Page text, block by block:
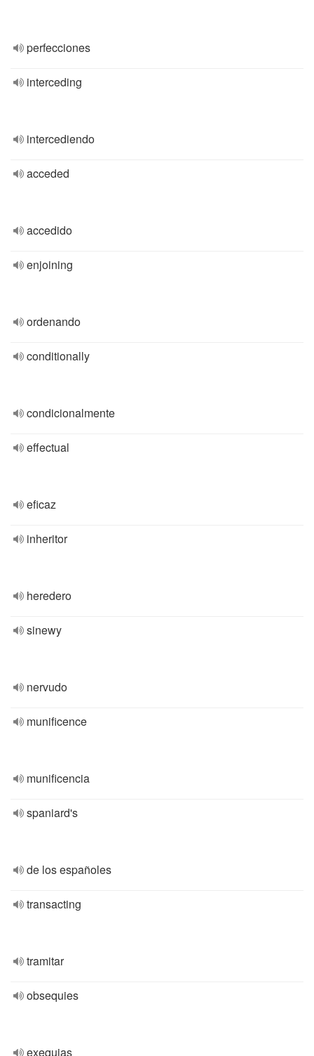
perfecciones
interceding
intercediendo
acceded
accedido
enjoining
ordenando
conditionally
condicionalmente
effectual
eficaz
inheritor
heredero
sinewy
nervudo
munificence
munificencia
spaniard's
de los españoles
transacting
tramitar
obsequies
exequias